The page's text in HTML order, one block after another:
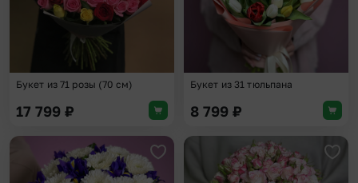
Букет из 71 розы (70 см)
17 799 ₽
Букет из 31 тюльпана
8 799 ₽
Добавить в избранное